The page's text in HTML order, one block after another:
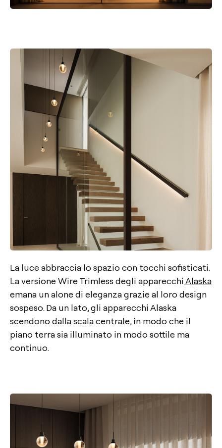
La luce abbraccia lo spazio con tocchi sofisticati.
La versione Wire Trimless degli apparecchi Alaska
emana un alone di eleganza grazie al loro design
sospeso. Da un lato, gli apparecchi Alaska
scendono dalla scala centrale, in modo che il
piano terra sia illuminato in modo sottile ma
continuo.